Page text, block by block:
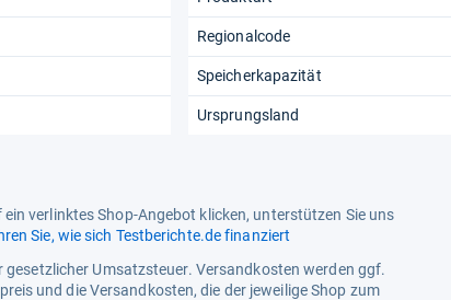
Regionalcode
Speicherkapazität
Ursprungsland
verlinktes Shop-Angebot klicken, unterstützen Sie uns
Sie, wie sich Testberichte.de finanziert
Umsatzsteuer. Versandkosten werden ggf.
und die Versandkosten, die der jeweilige Shop zum